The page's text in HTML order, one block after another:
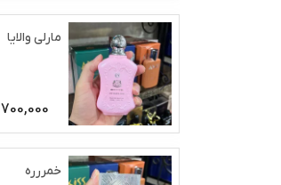
مارلی والایا
700,000
خمررره